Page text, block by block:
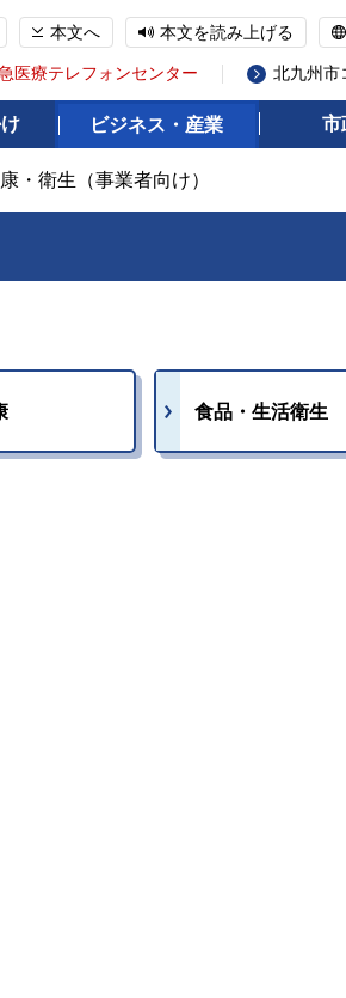
本文へ 本文を読み上げる
医療テレフォンセンター 北九州市
ビジネス・産業 市
・衛生（事業者向け）
食品・生活衛生